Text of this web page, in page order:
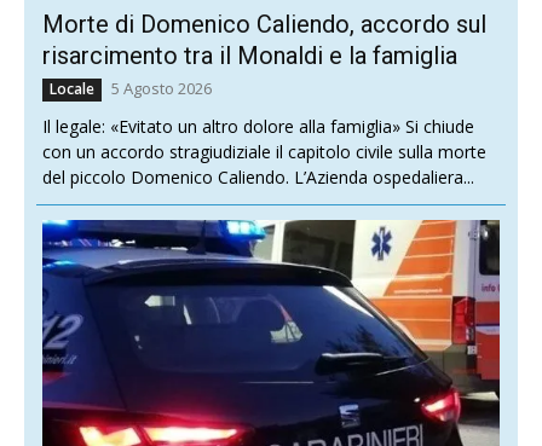
Morte di Domenico Caliendo, accordo sul
risarcimento tra il Monaldi e la famiglia
Locale 5 Agosto 2026
Il legale: «Evitato un altro dolore alla famiglia» Si chiude
con un accordo stragiudiziale il capitolo civile sulla morte
del piccolo Domenico Caliendo. L’Azienda ospedaliera...